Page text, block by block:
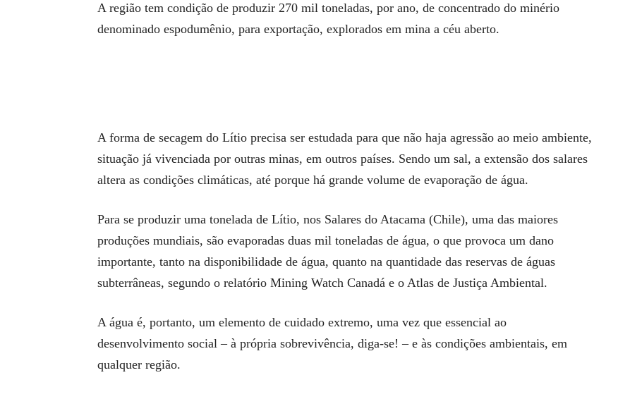
A região tem condição de produzir 270 mil toneladas, por ano, de concentrado do minério
denominado espodumênio, para exportação, explorados em mina a céu aberto.
A forma de secagem do Lítio precisa ser estudada para que não haja agressão ao meio ambiente,
situação já vivenciada por outras minas, em outros países. Sendo um sal, a extensão dos salares
altera as condições climáticas, até porque há grande volume de evaporação de água.
Para se produzir uma tonelada de Lítio, nos Salares do Atacama (Chile), uma das maiores
produções mundiais, são evaporadas duas mil toneladas de água, o que provoca um dano
importante, tanto na disponibilidade de água, quanto na quantidade das reservas de águas
subterrâneas, segundo o relatório Mining Watch Canadá e o Atlas de Justiça Ambiental.
A água é, portanto, um elemento de cuidado extremo, uma vez que essencial ao
desenvolvimento social – à própria sobrevivência, diga-se! – e às condições ambientais, em
qualquer região.